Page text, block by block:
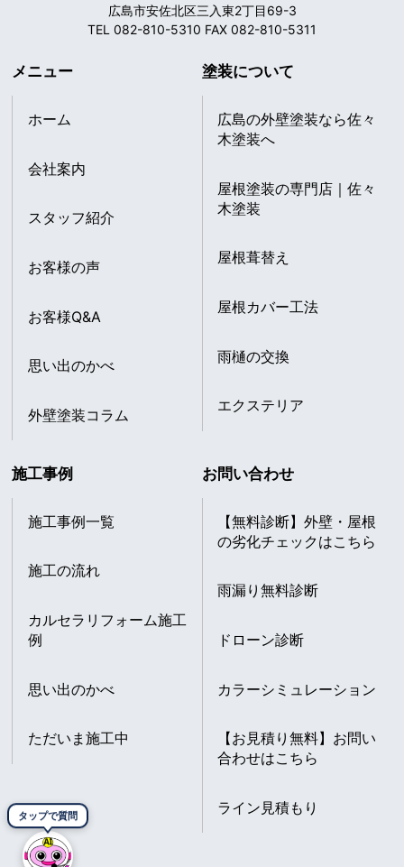
タップで質問
広島市安佐北区三入東2丁目69-3
TEL 082-810-5310 FAX 082-810-5311
メニュー
ホーム
会社案内
スタッフ紹介
お客様の声
お客様Q&A
思い出のかべ
外壁塗装コラム
塗装について
広島の外壁塗装なら佐々
木塗装へ
屋根塗装の専門店｜佐々
木塗装
屋根葺替え
屋根カバー工法
雨樋の交換
エクステリア
施工事例
施工事例一覧
施工の流れ
カルセラリフォーム施工
例
思い出のかべ
ただいま施工中
お問い合わせ
【無料診断】外壁・屋根
の劣化チェックはこちら
雨漏り無料診断
ドローン診断
カラーシミュレーション
【お見積り無料】お問い
合わせはこちら
ライン見積もり